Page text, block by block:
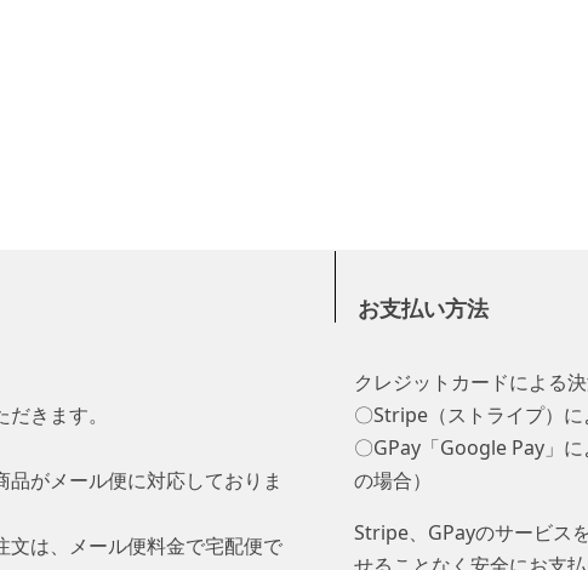
きます。
品がメール便に対応しておりま
文は、メール便料金で宅配便で
お支払い方法
クレジットカードによる
〇Stripe（ストライプ）
〇GPay「Google Pay」
の場合）
Stripe、GPayのサービス